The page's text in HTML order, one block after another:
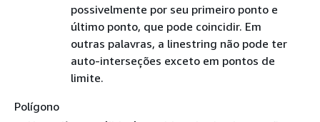
possivelmente por seu primeiro ponto e
último ponto, que pode coincidir. Em
outras palavras, a linestring não pode ter
auto-interseções exceto em pontos de
limite.
Polígono